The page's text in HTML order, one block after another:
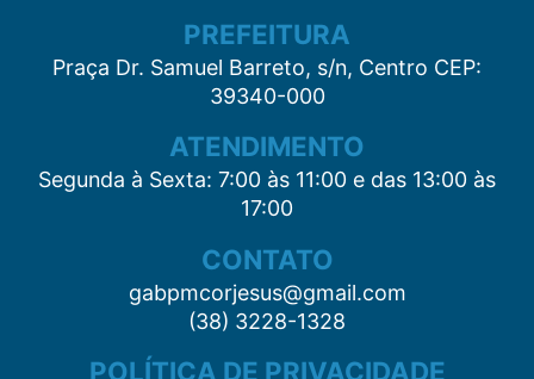
PREFEITURA
Praça Dr. Samuel Barreto, s/n, Centro CEP:
39340-000
ATENDIMENTO
Segunda à Sexta: 7:00 às 11:00 e das 13:00 às
17:00
CONTATO
gabpmcorjesus@gmail.com
(38) 3228-1328
POLÍTICA DE PRIVACIDADE